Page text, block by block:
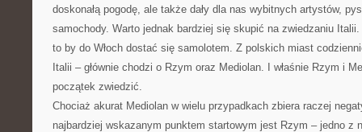
doskonałą pogodę, ale także dały dla nas wybitnych artystów,
samochody. Warto jednak bardziej się skupić na zwiedzaniu
to by do Włoch dostać się samolotem. Z polskich miast
Italii – głównie chodzi o Rzym oraz Mediolan. I właśnie Rzym i
początek zwiedzić.
Chociaż akurat Mediolan w wielu przypadkach zbiera raczej
najbardziej wskazanym punktem startowym jest Rzym – jedno z